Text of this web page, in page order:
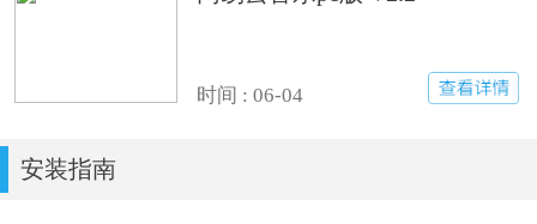
时间 : 06-04
安装指南